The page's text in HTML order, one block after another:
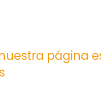
página